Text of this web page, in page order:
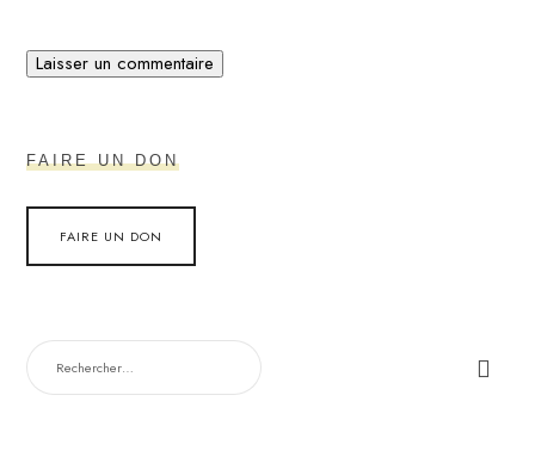
FAIRE UN DON
FAIRE UN DON